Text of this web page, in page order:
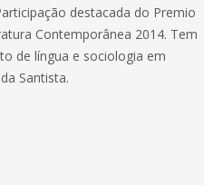
destacada do Premio
Contemporânea 2014. Tem
de língua e sociologia em
Santista.